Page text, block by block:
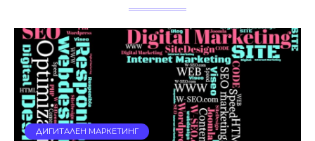
ДИГИТАЛЕН МАРКЕТИНГ